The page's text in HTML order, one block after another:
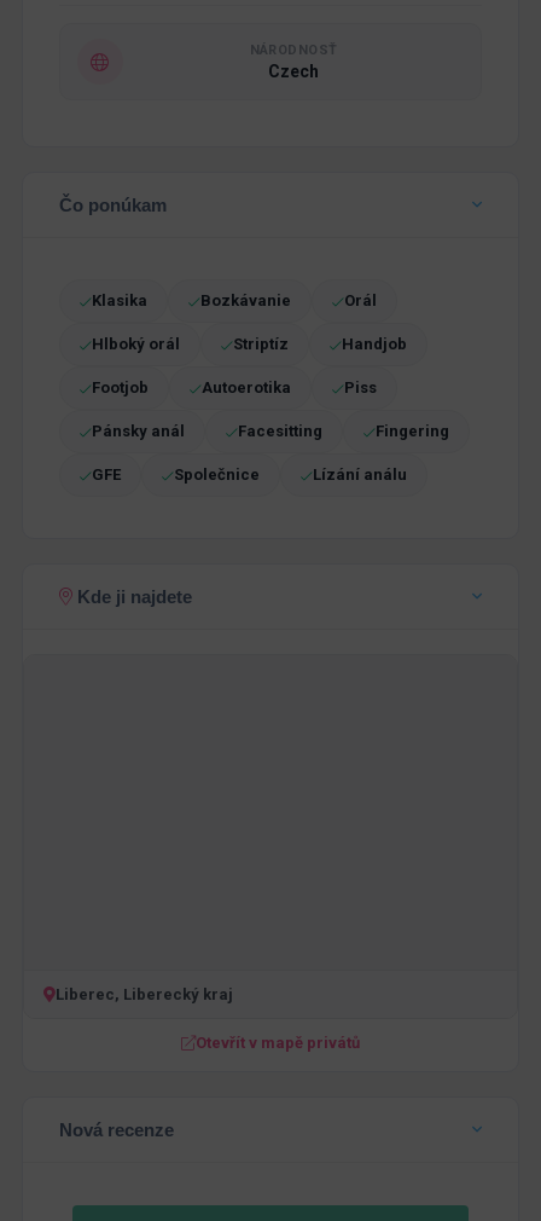
NÁRODNOSŤ
Czech
Čo ponúkam
Klasika Bozkávanie Orál
Hlboký orál Striptíz Handjob
Footjob Autoerotika Piss
Pánsky anál Facesitting Fingering
GFE Společnice Lízání análu
Kde ji najdete
Liberec, Liberecký kraj
Otevřít v mapě privátů
Nová recenze